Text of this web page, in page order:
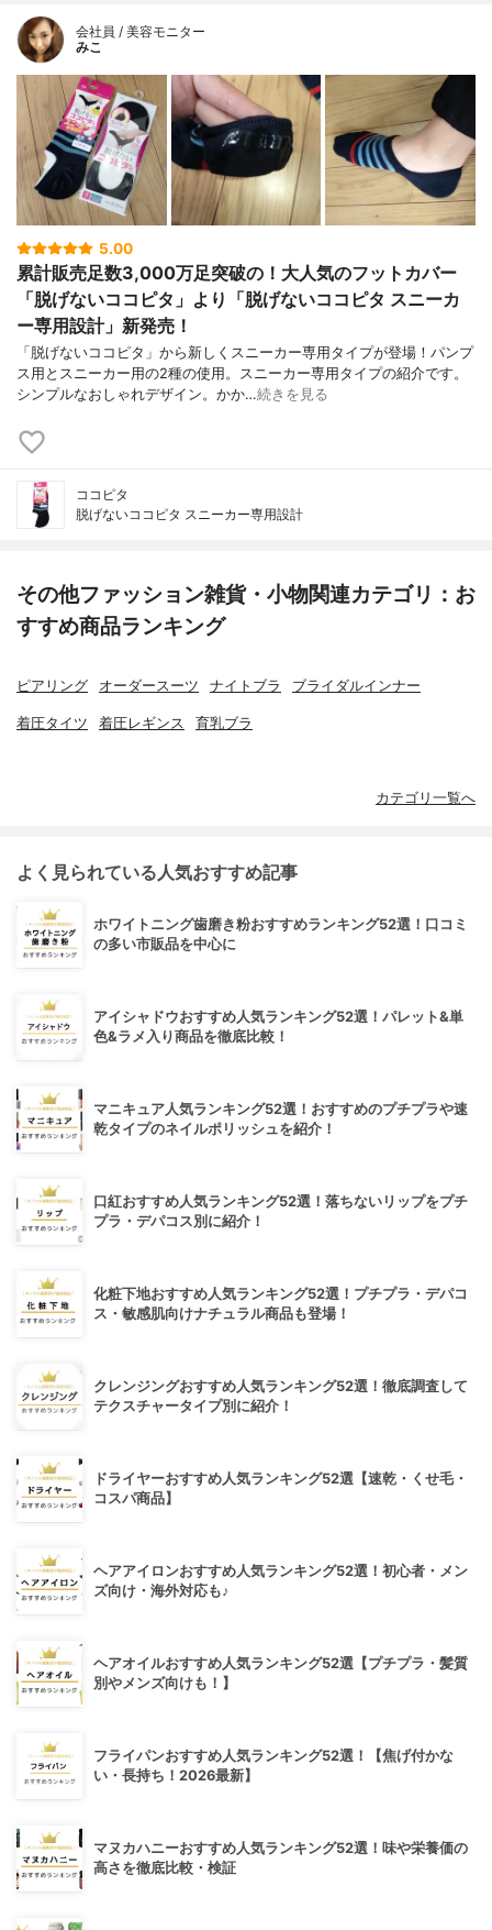
会社員 / 美容モニター
みこ
5.00
累計販売足数3,000万足突破の！大人気のフットカバー
「脱げないココピタ」より「脱げないココピタ スニーカ
ー専用設計」新発売！
「脱げないココピタ」から新しくスニーカー専用タイプが登場！パンプ
ス用とスニーカー用の2種の使用。スニーカー専用タイプの紹介です。
シンプルなおしゃれデザイン。かか…続きを見る
ココピタ
脱げないココピタ スニーカー専用設計
その他ファッション雑貨・小物関連カテゴリ：お
すすめ商品ランキング
ピアリング オーダースーツ ナイトブラ ブライダルインナー
着圧タイツ 着圧レギンス 育乳ブラ
カテゴリ一覧へ
よく見られている人気おすすめ記事
ホワイトニング歯磨き粉おすすめランキング52選！口コミ
の多い市販品を中心に
アイシャドウおすすめ人気ランキング52選！パレット&単
色&ラメ入り商品を徹底比較！
マニキュア人気ランキング52選！おすすめのプチプラや速
乾タイプのネイルポリッシュを紹介！
口紅おすすめ人気ランキング52選！落ちないリップをプチ
プラ・デパコス別に紹介！
化粧下地おすすめ人気ランキング52選！プチプラ・デパコ
ス・敏感肌向けナチュラル商品も登場！
クレンジングおすすめ人気ランキング52選！徹底調査して
テクスチャータイプ別に紹介！
ドライヤーおすすめ人気ランキング52選【速乾・くせ毛・
コスパ商品】
ヘアアイロンおすすめ人気ランキング52選！初心者・メン
ズ向け・海外対応も♪
ヘアオイルおすすめ人気ランキング52選【プチプラ・髪質
別やメンズ向けも！】
フライパンおすすめ人気ランキング52選！【焦げ付かな
い・長持ち！2026最新】
マヌカハニーおすすめ人気ランキング52選！味や栄養価の
高さを徹底比較・検証